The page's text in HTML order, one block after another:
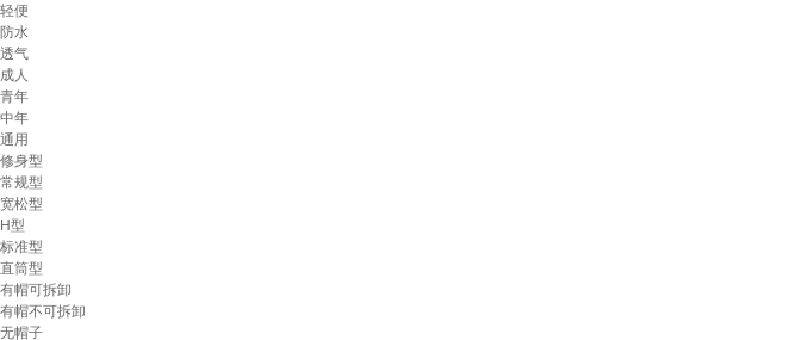
轻便
防水
透气
成人
青年
中年
通用
修身型
常规型
宽松型
H型
标准型
直筒型
有帽可拆卸
有帽不可拆卸
无帽子